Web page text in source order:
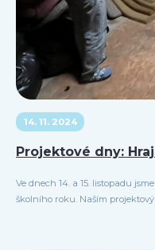
14. 11. 2024
Projektové dny:
Ve dnech 14. a 15. listopadu
školního roku. Naším